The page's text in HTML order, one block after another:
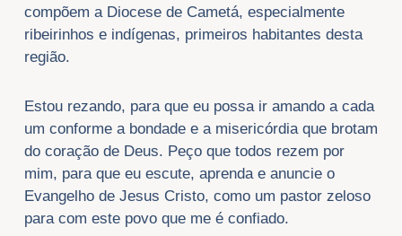
compõem a Diocese de Cametá, especialmente
ribeirinhos e indígenas, primeiros habitantes desta
região.
Estou rezando, para que eu possa ir amando a cada
um conforme a bondade e a misericórdia que brotam
do coração de Deus. Peço que todos rezem por
mim, para que eu escute, aprenda e anuncie o
Evangelho de Jesus Cristo, como um pastor zeloso
para com este povo que me é confiado.